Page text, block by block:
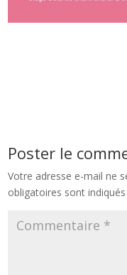
Poster le
Votre adresse e-mail ne
obligatoires sont